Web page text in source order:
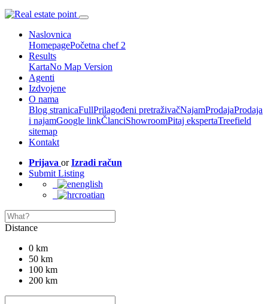
Naslovnica
HomepagePočetna chef 2
Results
KartaNo Map Version
Agenti
Izdvojene
O nama
Blog stranicaFullPrilagođeni pretraživačNajamProdajaProdaja
i najamGoogle linkČlanciShowroomPitaj ekspertaTreefield
sitemap
Kontakt
Prijava orIzradi račun
Submit Listing
english
croatian
Distance
0 km
50 km
100 km
200 km